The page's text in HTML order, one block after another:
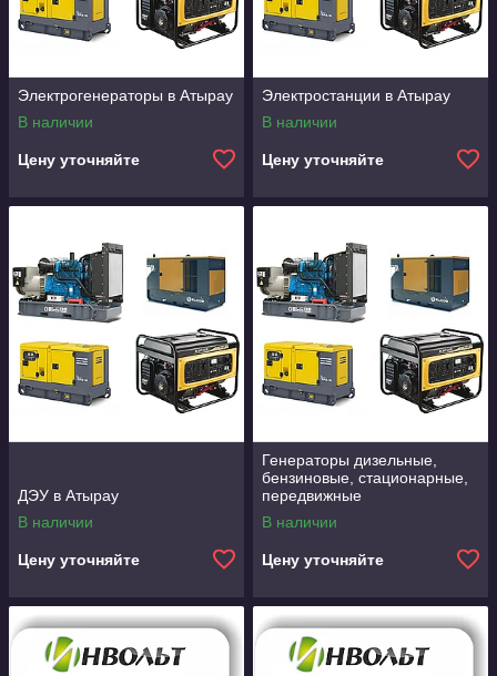
Электрогенераторы в Атырау
В наличии
Цену уточняйте
Электростанции в Атырау
В наличии
Цену уточняйте
ДЭУ в Атырау
В наличии
Цену уточняйте
Генераторы дизельные,
бензиновые, стационарные,
передвижные
В наличии
Цену уточняйте